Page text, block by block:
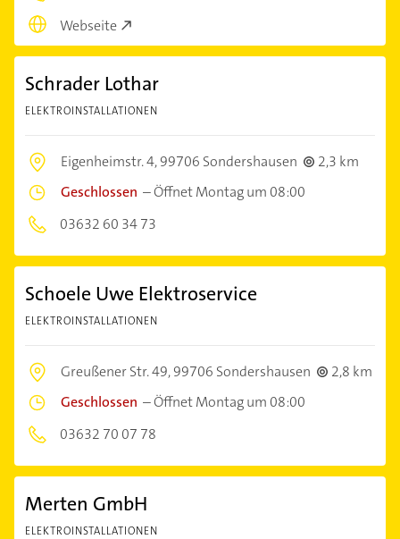
Webseite
Schrader Lothar
ELEKTROINSTALLATIONEN
Eigenheimstr. 4,99706 Sondershausen
2,3 km
Geschlossen –Öffnet Montag um 08:00
03632 60 34 73
Schoele Uwe Elektroservice
ELEKTROINSTALLATIONEN
Greußener Str. 49,99706 Sondershausen
2,8 km
Geschlossen –Öffnet Montag um 08:00
03632 70 07 78
Merten GmbH
ELEKTROINSTALLATIONEN